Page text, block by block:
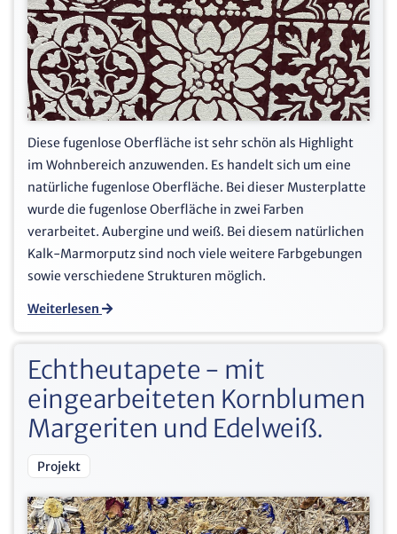
Diese fugenlose Oberfläche ist sehr schön als Highlight
im Wohnbereich anzuwenden. Es handelt sich um eine
natürliche fugenlose Oberfläche. Bei dieser Musterplatte
wurde die fugenlose Oberfläche in zwei Farben
verarbeitet. Aubergine und weiß. Bei diesem natürlichen
Kalk-Marmorputz sind noch viele weitere Farbgebungen
sowie verschiedene Strukturen möglich.
Weiterlesen
Echtheutapete - mit
eingearbeiteten Kornblumen
Margeriten und Edelweiß.
Projekt